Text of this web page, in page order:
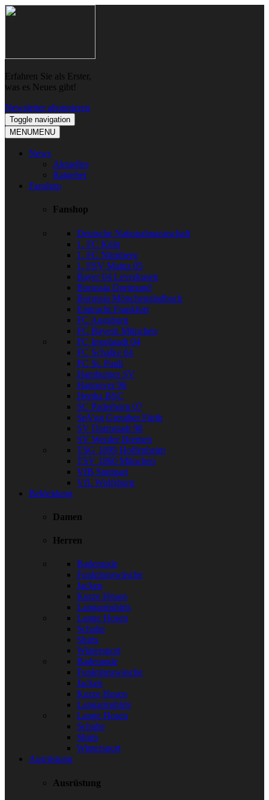
Skip
Skip
Erfahren Sie als Erster,
was es Neues gibt!
Newsletter abonnieren
Toggle navigation
MENUMENU
News
Aktuelles
Ratgeber
Fanshop
Fanshop
Deutsche Nationalmannschaft
1. FC Köln
1. FC Nürnberg
1. FSV Mainz 05
Bayer 04 Leverkusen
Borussia Dortmund
Borussia Mönchengladbach
Eintracht Frankfurt
FC Augsburg
FC Bayern München
FC Ingolstadt 04
FC Schalke 04
FC St. Pauli
Hamburger SV
Hannover 96
Hertha BSC
SC Paderborn 07
SpVgg Greuther Fürth
SV Darmstadt 98
SV Werder Bremen
TSG 1899 Hoffenheim
TSV 1860 München
VfB Stuttgart
VfL Wolfsburg
Bekleidung
Damen
Herren
Bademode
Funktionswäsche
Jacken
Kurze Hosen
Langarmshirts
Lange Hosen
Schuhe
Shirts
Wintersport
Bademode
Funktionswäsche
Jacken
Kurze Hosen
Langarmshirts
Lange Hosen
Schuhe
Shirts
Wintersport
Ausrüstung
Ausrüstung